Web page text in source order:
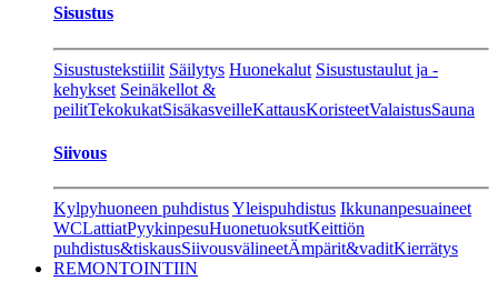
Sisustus
Sisustustekstiilit Säilytys Huonekalut Sisustustaulut ja -
kehykset Seinäkellot &
peilitTekokukatSisäkasveilleKattausKoristeetValaistusSauna
Siivous
Kylpyhuoneen puhdistusYleispuhdistus Ikkunanpesuaineet
WCLattiatPyykinpesuHuonetuoksutKeittiön
puhdistus&tiskausSiivousvälineetÄmpärit&vaditKierrätys
REMONTOINTIIN